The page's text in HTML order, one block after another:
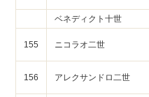
ベネディクト十世
155 ニコラオ二世
156 アレクサンドロ二世